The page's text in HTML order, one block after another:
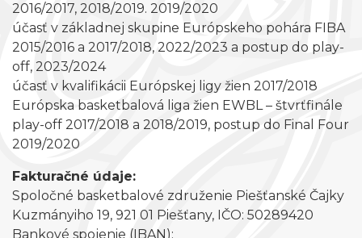
2016/2017, 2018/2019. 2019/2020
účasť v základnej skupine Európskeho pohára FIBA
2015/2016 a 2017/2018, 2022/2023 a postup do play-
off, 2023/2024
účasť v kvalifikácii Európskej ligy žien 2017/2018
Európska basketbalová liga žien EWBL – štvrťfinále
play-off 2017/2018 a 2018/2019, postup do Final Four
2019/2020
Fakturačné údaje:
Spoločné basketbalové združenie Piešťanské Čajky
Kuzmányiho 19, 921 01 Piešťany, IČO: 50289420
Bankové spojenie (IBAN):